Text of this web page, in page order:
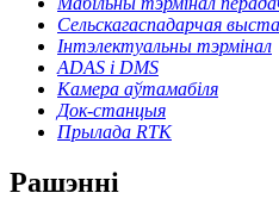
Сельскагаспадарчая
Інтэлектуальны тэрмінал
ADAS і DMS
Камера аўтамабіля
Док-станцыя
Прылада RTK
Рашэнні